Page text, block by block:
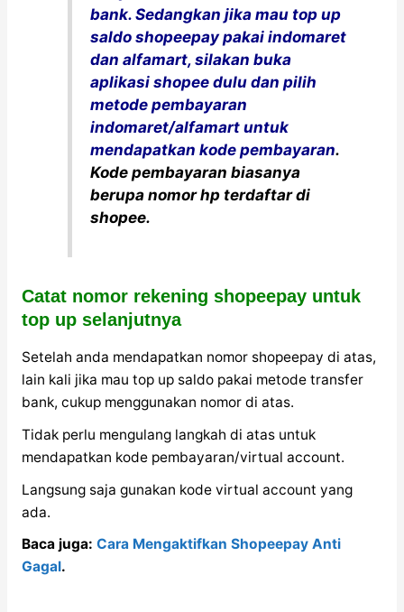
bank. Sedangkan jika mau top up
saldo shopeepay pakai indomaret
dan alfamart, silakan buka
aplikasi shopee dulu dan pilih
metode pembayaran
indomaret/alfamart untuk
mendapatkan kode pembayaran.
Kode pembayaran biasanya
berupa nomor hp terdaftar di
shopee.
Catat nomor rekening shopeepay untuk
top up selanjutnya
Setelah anda mendapatkan nomor shopeepay di atas,
lain kali jika mau top up saldo pakai metode transfer
bank, cukup menggunakan nomor di atas.
Tidak perlu mengulang langkah di atas untuk
mendapatkan kode pembayaran/virtual account.
Langsung saja gunakan kode virtual account yang
ada.
Baca juga: Cara Mengaktifkan Shopeepay Anti
Gagal.